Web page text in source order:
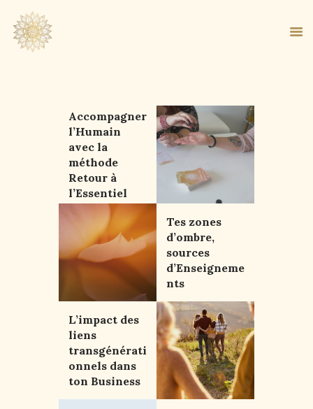
ACCUEIL
À PROPOS
MA MÉTHODE
BOUTIQUE
BLOG
PANIER
Accompagner
l’Humain
avec la
méthode
Retour à
l’Essentiel
Tes zones
d’ombre,
sources
d’Enseigneme
nts
L’impact des
liens
transgénérati
onnels dans
ton Business